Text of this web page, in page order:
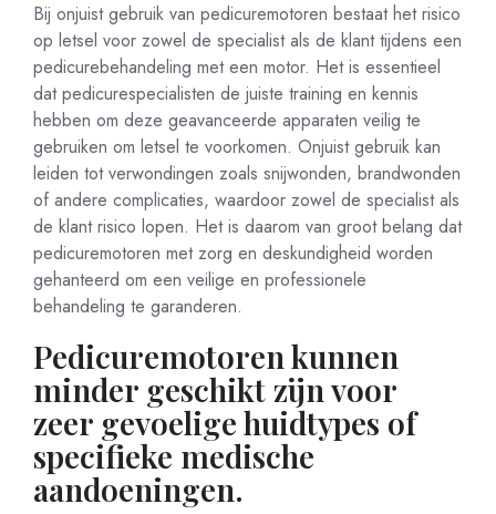
Bij onjuist gebruik van pedicuremotoren bestaat het risico
op letsel voor zowel de specialist als de klant tijdens een
pedicurebehandeling met een motor. Het is essentieel
dat pedicurespecialisten de juiste training en kennis
hebben om deze geavanceerde apparaten veilig te
gebruiken om letsel te voorkomen. Onjuist gebruik kan
leiden tot verwondingen zoals snijwonden, brandwonden
of andere complicaties, waardoor zowel de specialist als
de klant risico lopen. Het is daarom van groot belang dat
pedicuremotoren met zorg en deskundigheid worden
gehanteerd om een veilige en professionele
behandeling te garanderen.
Pedicuremotoren kunnen
minder geschikt zijn voor
zeer gevoelige huidtypes of
specifieke medische
aandoeningen.